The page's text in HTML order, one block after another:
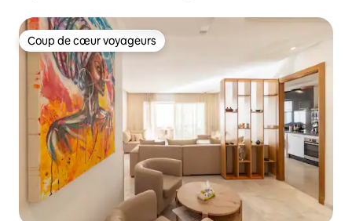
Coup de cœur voyageurs
Coup de cœur voyageurs